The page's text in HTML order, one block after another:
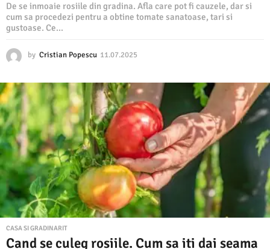
De se inmoaie rosiile din gradina. Afla care pot fi cauzele, dar si
cum sa procedezi pentru a obtine tomate sanatoase, tari si
gustoase. Ce...
by Cristian Popescu 11.07.2025
0
7
.
2
0
2
5
CASA SI GRADINARIT
Cand se culeg rosiile. Cum sa iti dai seama